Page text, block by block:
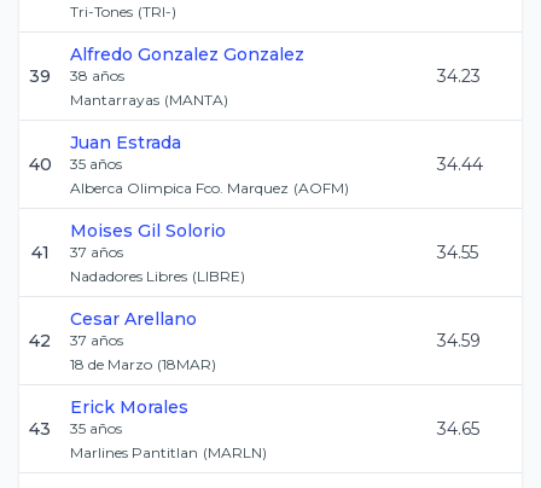
Tri-Tones (TRI-)
39
Alfredo Gonzalez Gonzalez
38 años
Mantarrayas (MANTA)
34.23
40
Juan Estrada
35 años
Alberca Olimpica Fco. Marquez (AOFM)
34.44
41
Moises Gil Solorio
37 años
Nadadores Libres (LIBRE)
34.55
42
Cesar Arellano
37 años
18 de Marzo (18MAR)
34.59
43
Erick Morales
35 años
Marlines Pantitlan (MARLN)
34.65